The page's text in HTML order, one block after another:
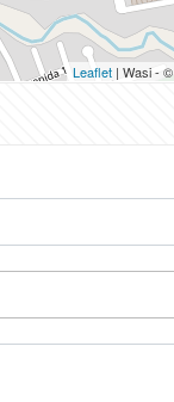
Leaflet | Wasi - ©